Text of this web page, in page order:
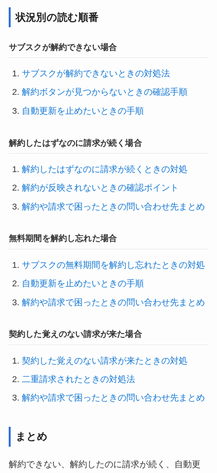
状況別の読む順番
サブスクが解約できない場合
サブスクが解約できないときの対処法
解約ボタンが見つからないときの確認手順
自動更新を止めたいときの手順
解約したはずなのに請求が続く場合
解約したはずなのに請求が続くときの対処
解約が反映されないときの確認ポイント
解約や請求で困ったときの問い合わせ先まとめ
無料期間を解約し忘れた場合
サブスクの無料期間を解約し忘れたときの対処
自動更新を止めたいときの手順
解約や請求で困ったときの問い合わせ先まとめ
契約した覚えのない請求が来た場合
契約した覚えのない請求が来たときの対処
二重請求されたときの対処法
解約や請求で困ったときの問い合わせ先まとめ
まとめ
解約できない、解約したのに請求が続く、自動更